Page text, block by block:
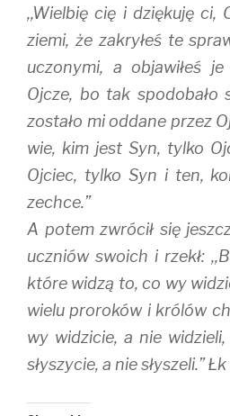
,,Wielbię cię i dziękuję ci,
ziemi, że zakryłeś te
uczonymi, a objawiłeś
Ojcze, bo tak spodobało
zostało mi oddane przez
wie, kim jest Syn, tylko
Ojciec, tylko Syn i ten,
zechce.”
A potem zwrócił się
uczniów swoich i rzekł:
które widzą to, co wy
wielu proroków i królów
wy widzicie, a nie
słyszycie, a nie słyszeli.”